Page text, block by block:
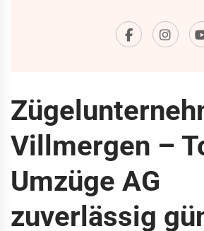
Villmergen –
Umzüge AG
zuverlässig